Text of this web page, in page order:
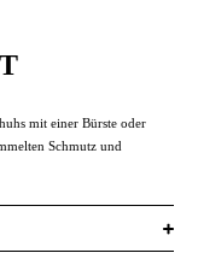
mit einer Bürste oder
Schmutz und